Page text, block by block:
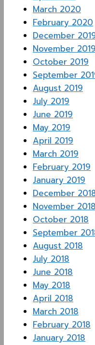
March 2020
February 2020
December
November 2019
October 2019
September
August 2019
July 2019
June 2019
May 2019
April 2019
March 2019
February 2019
January 2019
December
November 2018
October 2018
September
August 2018
July 2018
June 2018
May 2018
April 2018
March 2018
February 2018
January 2018